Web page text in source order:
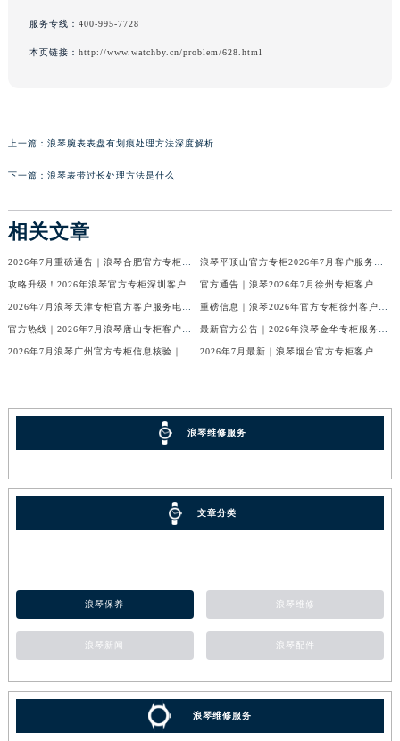
服务专线： 400-995-7728
本页链接： http://www.watchby.cn/problem/628.html
上一篇： 浪琴腕表表盘有划痕处理方法深度解析
下一篇： 浪琴表带过长处理方法是什么
相关文章
浪琴维修服务
文章分类
浪琴保养 浪琴维修
浪琴新闻 浪琴配件
浪琴维修服务